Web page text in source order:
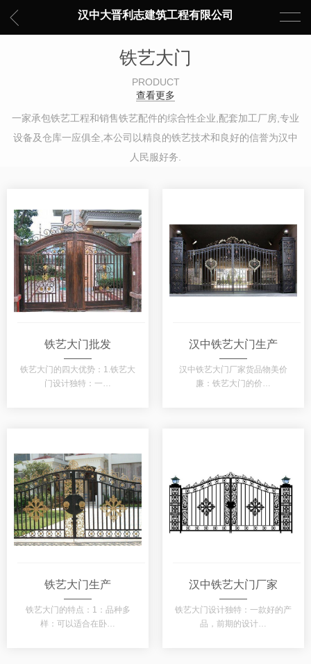
汉中大晋利志建筑工程有限公司
铁艺大门
PRODUCT
查看更多
一家承包铁艺工程和销售铁艺配件的综合性企业,配套加工厂房,专业
设备及仓库一应俱全,本公司以精良的铁艺技术和良好的信誉为汉中
人民服好务.
铁艺大门批发
铁艺大门的四大优势：1.铁艺大
门设计独特：一…
汉中铁艺大门生产
汉中铁艺大门厂家货品物美价
廉：铁艺大门的价…
铁艺大门生产
铁艺大门的特点：1：品种多
样：可以适合在卧…
汉中铁艺大门厂家
铁艺大门设计独特：一款好的产
品，前期的设计…